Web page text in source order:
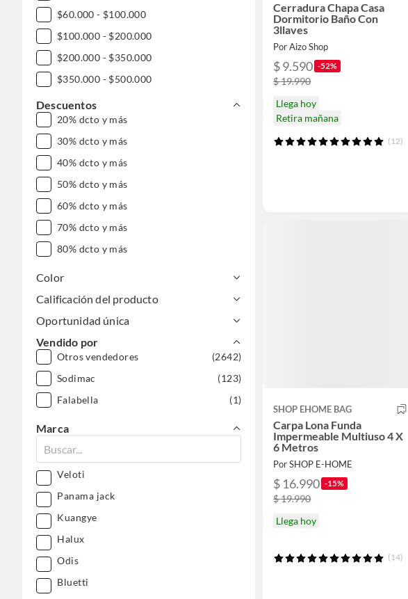
$60.000 - $100.000
$100.000 - $200.000
$200.000 - $350.000
$350.000 - $500.000
$500.000 - $1.000.000
Descuentos
20% dcto y más
30% dcto y más
40% dcto y más
50% dcto y más
60% dcto y más
70% dcto y más
80% dcto y más
Color
Calificación del producto
Oportunidad única
Vendido por
Otros vendedores
(2642)
Sodimac
(123)
Falabella
(1)
Marca
Veloti
Panama jack
Kuangye
Halux
Odis
Bluetti
Cerradura Chapa Casa
Dormitorio Baño Con
3llaves
Por Aizo Shop
$ 9.590 -52%
$ 19.990
Llega hoy
Retira mañana
(12)
SHOP EHOME BAG
Carpa Lona Funda
Impermeable Multiuso 4 X
6 Metros
Por SHOP E-HOME
$ 16.990 -15%
$ 19.990
Llega hoy
(14)